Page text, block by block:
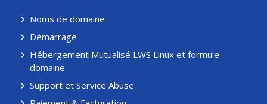
Noms de domaine
Démarrage
Hébergement Mutualisé LWS Linux et formule
domaine
Support et Service Abuse